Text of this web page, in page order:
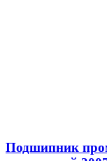
Подшипник